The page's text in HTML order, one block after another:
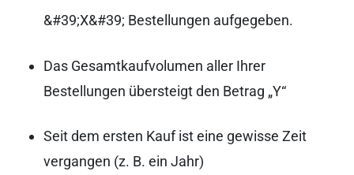
&#39;X&#39; Bestellungen aufgegeben.
Das Gesamtkaufvolumen aller Ihrer
Bestellungen übersteigt den Betrag „Y“
Seit dem ersten Kauf ist eine gewisse Zeit
vergangen (z. B. ein Jahr)